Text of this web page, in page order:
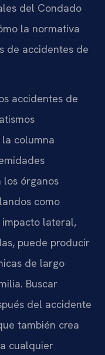
del Condado
la normativa
de accidentes de
accidentes de
columna
los órganos
como
lateral,
puede producir
de largo
Buscar
del accidente
también crea
cualquier